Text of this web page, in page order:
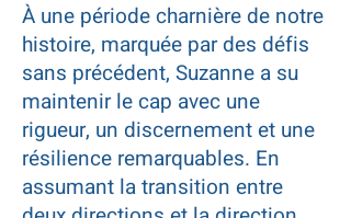
À une période charnière de notre
histoire, marquée par des défis
sans précédent, Suzanne a su
maintenir le cap avec une
rigueur, un discernement et une
résilience remarquables. En
assumant la transition entre